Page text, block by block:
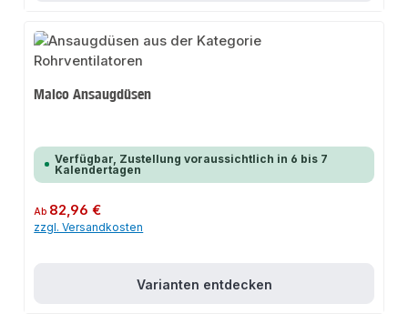
Maico Ansaugdüsen
Verfügbar, Zustellung voraussichtlich in 6 bis 7
Kalendertagen
Regulärer Preis:
Ab 82,96 €
zzgl. Versandkosten
Varianten entdecken